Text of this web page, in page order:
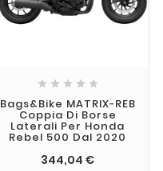
    
Bags&Bike MATRIX-REB
Coppia Di Borse
Laterali Per Honda
Rebel 500 Dal 2020
344,04 €